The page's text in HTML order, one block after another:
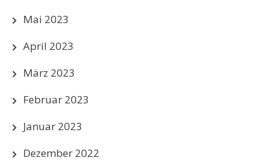
Mai 2023
April 2023
März 2023
Februar 2023
Januar 2023
Dezember 2022